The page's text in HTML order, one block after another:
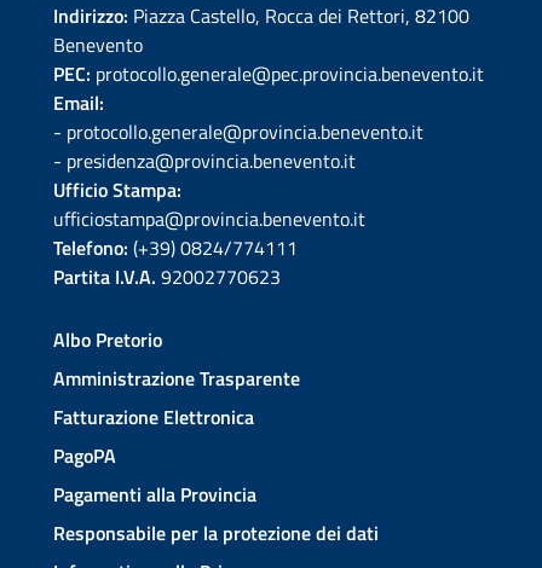
Indirizzo: Piazza Castello, Rocca dei Rettori, 82100
Benevento
PEC: protocollo.generale@pec.provincia.benevento.it
Email:
- protocollo.generale@provincia.benevento.it
- presidenza@provincia.benevento.it
Ufficio Stampa:
ufficiostampa@provincia.benevento.it
Telefono: (+39) 0824/774111
Partita I.V.A. 92002770623
Albo Pretorio
Amministrazione Trasparente
Fatturazione Elettronica
PagoPA
Pagamenti alla Provincia
Responsabile per la protezione dei dati